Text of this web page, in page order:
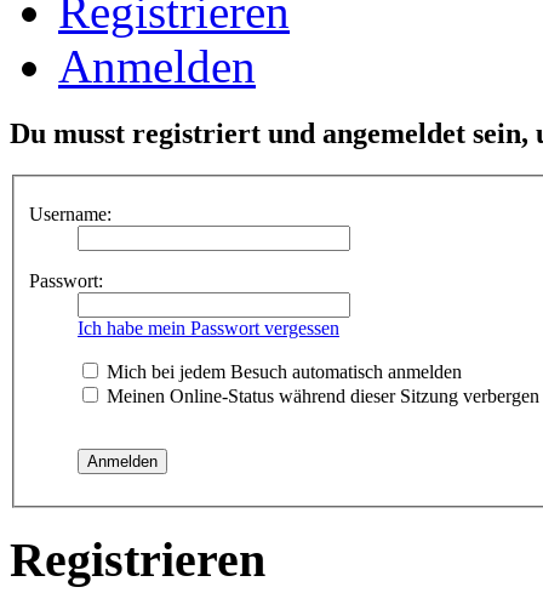
Registrieren
Anmelden
Du musst registriert und angemeldet sein,
Username:
Passwort:
Ich habe mein Passwort vergessen
Mich bei jedem Besuch automatisch anmelden
Meinen Online-Status während dieser Sitzung verbergen
Registrieren